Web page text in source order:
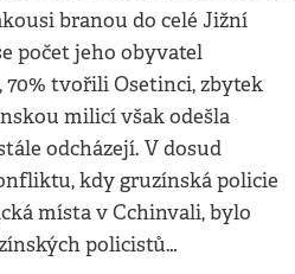
branou do celé Jižní
počet jeho obyvatel
tvořili Osetinci, zbytek
milicí však odešla
odcházejí. V dosud
kdy gruzínská policie
místa v Cchinvali, bylo
policistů…